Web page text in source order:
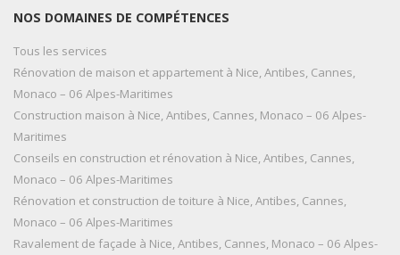
NOS DOMAINES DE COMPÉTENCES
Tous les services
Rénovation de maison et appartement à Nice, Antibes, Cannes,
Monaco – 06 Alpes-Maritimes
Construction maison à Nice, Antibes, Cannes, Monaco – 06 Alpes-
Maritimes
Conseils en construction et rénovation à Nice, Antibes, Cannes,
Monaco – 06 Alpes-Maritimes
Rénovation et construction de toiture à Nice, Antibes, Cannes,
Monaco – 06 Alpes-Maritimes
Ravalement de façade à Nice, Antibes, Cannes, Monaco – 06 Alpes-